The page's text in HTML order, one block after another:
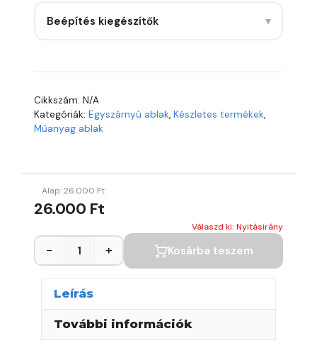
Beépítés kiegészítők ▾
Cikkszám: N/A
Kategóriák: Egyszárnyú ablak, Készletes termékek,
Műanyag ablak
Alap:26.000 Ft
26.000 Ft
Válaszd ki: Nyitásirány
− + Kosárba teszem
Leírás
További információk